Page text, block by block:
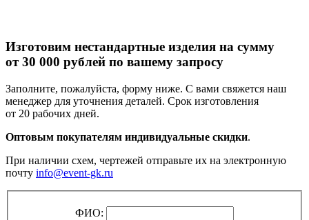
Изготовим нестандартные изделия на сумму
от 30 000 рублей по вашему запросу
Заполните, пожалуйста, форму ниже. С вами свяжется наш
менеджер для уточнения деталей. Срок изготовления
от 20 рабочих дней.
Оптовым покупателям индивидуальные скидки.
При наличии схем, чертежей отправьте их на электронную
почту info@event-gk.ru
ФИО: